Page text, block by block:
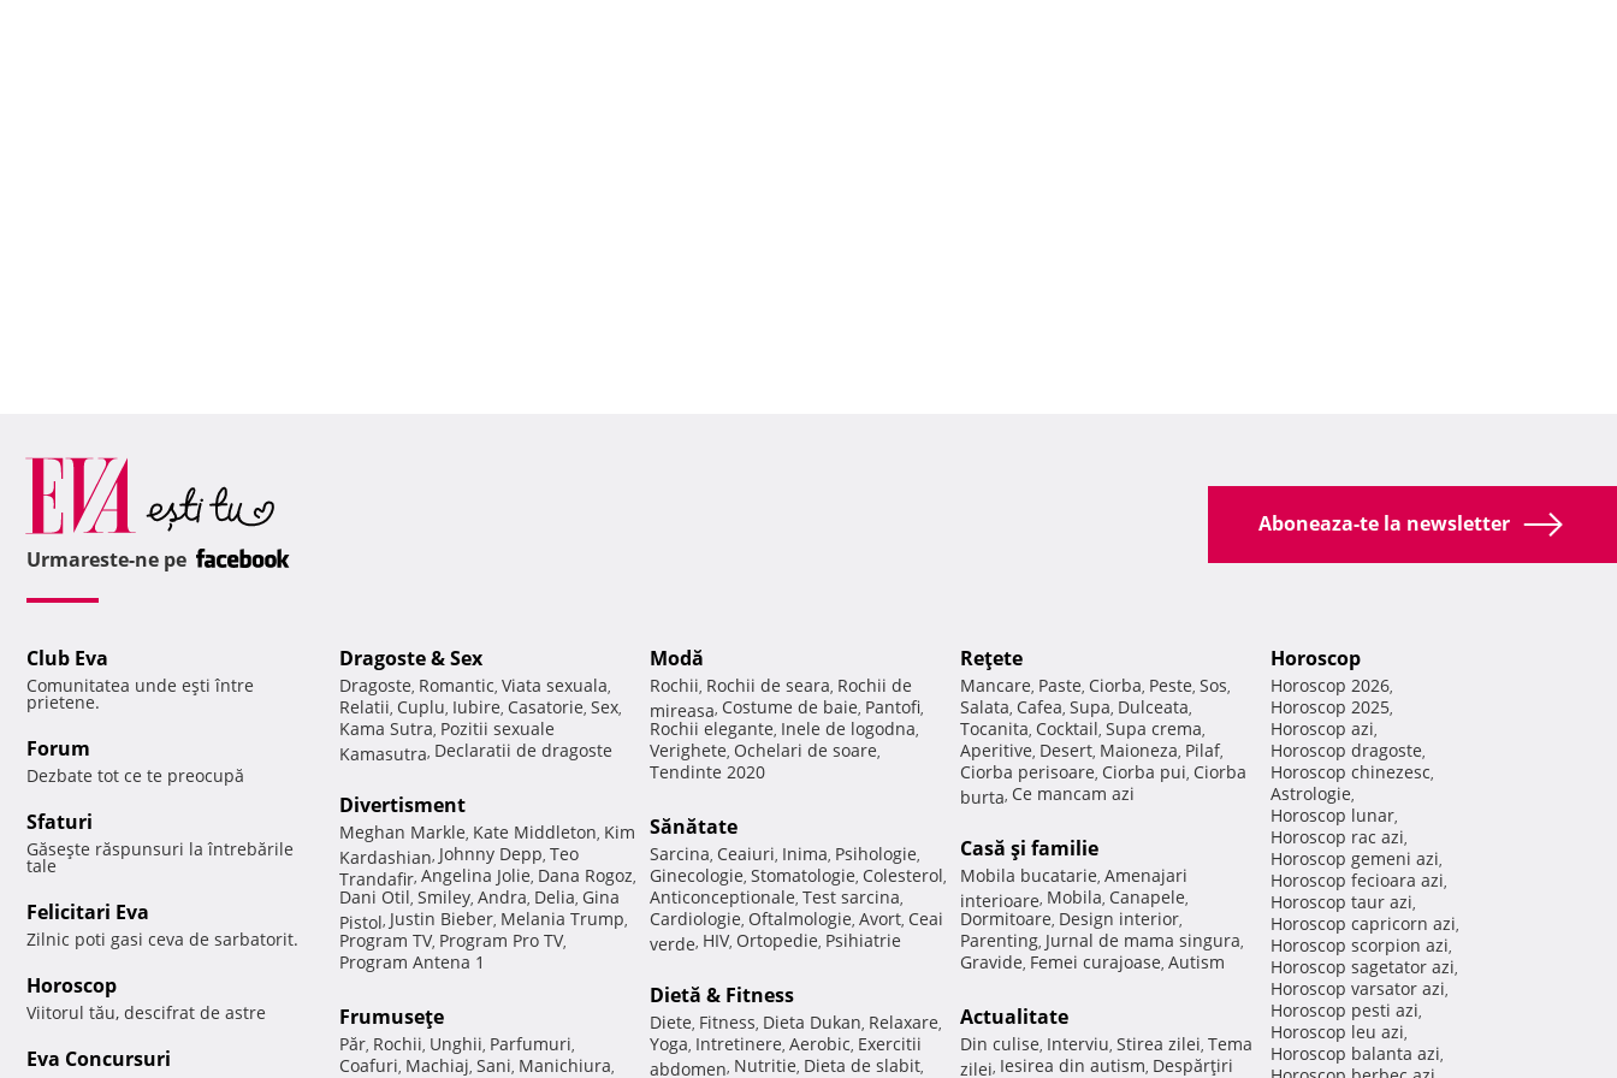
Aboneaza-te la newsletter
Urmareste-ne pe
Club Eva
Comunitatea unde eşti între
prietene.
Forum
Dezbate tot ce te preocupă
Sfaturi
Găseşte răspunsuri la întrebările
tale
Felicitari Eva
Zilnic poti gasi ceva de sarbatorit.
Horoscop
Viitorul tău, descifrat de astre
Eva Concursuri
Dragoste & Sex
Dragoste, Romantic, Viata sexuala,
Relatii, Cuplu, Iubire, Casatorie, Sex,
Kama Sutra, Pozitii sexuale
Kamasutra, Declaratii de dragoste
Divertisment
Meghan Markle, Kate Middleton, Kim
Kardashian, Johnny Depp, Teo
Trandafir, Angelina Jolie, Dana Rogoz,
Dani Otil, Smiley, Andra, Delia, Gina
Pistol, Justin Bieber, Melania Trump,
Program TV, Program Pro TV,
Program Antena 1
Frumuseţe
Păr, Rochii, Unghii, Parfumuri,
Coafuri, Machiaj, Sani, Manichiura,
Modă
Rochii, Rochii de seara, Rochii de
mireasa, Costume de baie, Pantofi,
Rochii elegante, Inele de logodna,
Verighete, Ochelari de soare,
Tendinte 2020
Sănătate
Sarcina, Ceaiuri, Inima, Psihologie,
Ginecologie, Stomatologie, Colesterol,
Anticonceptionale, Test sarcina,
Cardiologie, Oftalmologie, Avort, Ceai
verde, HIV, Ortopedie, Psihiatrie
Dietă & Fitness
Diete, Fitness, Dieta Dukan, Relaxare,
Yoga, Intretinere, Aerobic, Exercitii
abdomen, Nutritie, Dieta de slabit,
Reţete
Mancare, Paste, Ciorba, Peste, Sos,
Salata, Cafea, Supa, Dulceata,
Tocanita, Cocktail, Supa crema,
Aperitive, Desert, Maioneza, Pilaf,
Ciorba perisoare, Ciorba pui, Ciorba
burta, Ce mancam azi
Casă şi familie
Mobila bucatarie, Amenajari
interioare, Mobila, Canapele,
Dormitoare, Design interior,
Parenting, Jurnal de mama singura,
Gravide, Femei curajoase, Autism
Actualitate
Din culise, Interviu, Stirea zilei, Tema
zilei, Iesirea din autism, Despărţiri
Horoscop
Horoscop 2026,
Horoscop 2025,
Horoscop azi,
Horoscop dragoste,
Horoscop chinezesc,
Astrologie,
Horoscop lunar,
Horoscop rac azi,
Horoscop gemeni azi,
Horoscop fecioara azi,
Horoscop taur azi,
Horoscop capricorn azi,
Horoscop scorpion azi,
Horoscop sagetator azi,
Horoscop varsator azi,
Horoscop pesti azi,
Horoscop leu azi,
Horoscop balanta azi,